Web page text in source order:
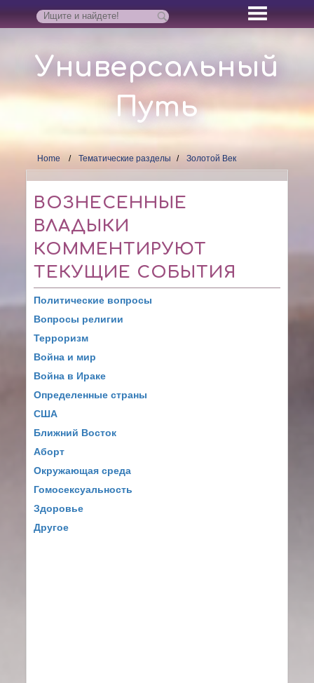
Универсальный
Путь
Home Тематические разделы Золотой Век
ВОЗНЕСЕННЫЕ
ВЛАДЫКИ
КОММЕНТИРУЮТ
ТЕКУЩИЕ СОБЫТИЯ
Политические вопросы
Вопросы религии
Терроризм
Война и мир
Война в Ираке
Определенные страны
США
Ближний Восток
Аборт
Окружающая среда
Гомосексуальность
Здоровье
Другое